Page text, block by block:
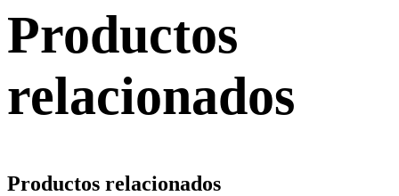
Productos
relacionados
Productos relacionados